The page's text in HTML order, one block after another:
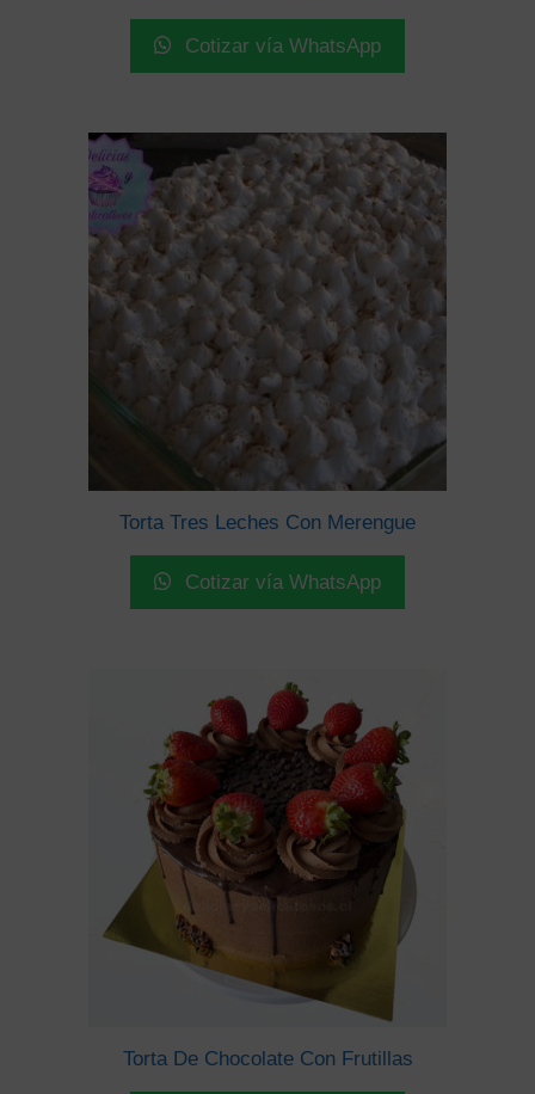
Cotizar vía WhatsApp
Torta Tres Leches Con Merengue
Cotizar vía WhatsApp
Torta De Chocolate Con Frutillas